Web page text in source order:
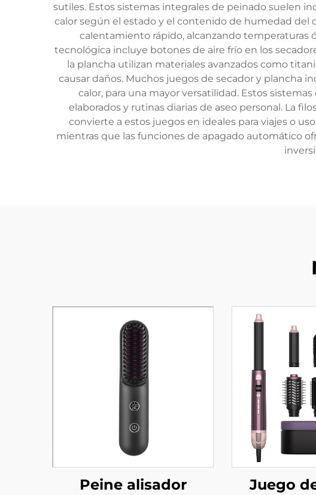
sutiles. Estos sistemas integrales de peinado suelen
calor según el estado y el contenido de humedad del
calentamiento rápido, alcanzando temperaturas
tecnológica incluye botones de aire frío en los
la plancha utilizan materiales avanzados como
causar daños. Muchos juegos de secador y plancha
calor, para una mayor versatilidad. Estos
elaborados y rutinas diarias de aseo personal. La
convierte a estos juegos en ideales para viajes o
mientras que las funciones de apagado automático
Peine alisador
Juego